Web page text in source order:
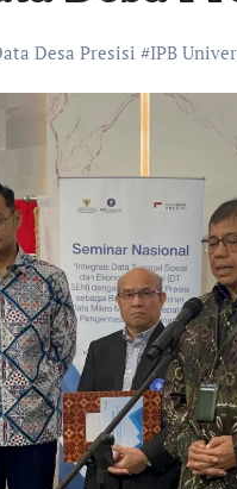
Desa Presisi #IPB